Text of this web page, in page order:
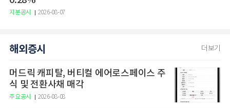
지분공시 2026-08-07
해외증시 더보기
머드릭 캐피탈, 버티컬 에어로스페이스 주
식 및 전환사채 매각
주요공시 2026-08-08